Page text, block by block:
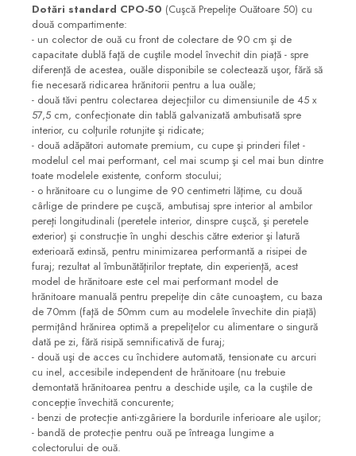
Dotări standard CPO-50 (Cuşcă Prepeliţe Ouătoare 50) cu
două compartimente:
- un colector de ouă cu front de colectare de 90 cm şi de
capacitate dublă faţă de cuştile model învechit din piaţă - spre
diferenţă de acestea, ouăle disponibile se colectează uşor, fără să
fie necesară ridicarea hrănitorii pentru a lua ouăle;
- două tăvi pentru colectarea dejecţiilor cu dimensiunile de 45 x
57,5 cm, confecţionate din tablă galvanizată ambutisată spre
interior, cu colţurile rotunjite şi ridicate;
- două adăpători automate premium, cu cupe şi prinderi filet -
modelul cel mai performant, cel mai scump şi cel mai bun dintre
toate modelele existente, conform stocului;
- o hrănitoare cu o lungime de 90 centimetri lăţime, cu două
cârlige de prindere pe cuşcă, ambutisaj spre interior al ambilor
pereţi longitudinali (peretele interior, dinspre cuşcă, şi peretele
exterior) şi construcţie în unghi deschis către exterior şi latură
exterioară extinsă, pentru minimizarea performantă a risipei de
furaj; rezultat al îmbunătăţirilor treptate, din experienţă, acest
model de hrănitoare este cel mai performant model de
hrănitoare manuală pentru prepeliţe din câte cunoaştem, cu baza
de 70mm (faţă de 50mm cum au modelele învechite din piaţă)
permiţând hrănirea optimă a prepeliţelor cu alimentare o singură
dată pe zi, fără risipă semnificativă de furaj;
- două uşi de acces cu închidere automată, tensionate cu arcuri
cu inel, accesibile independent de hrănitoare (nu trebuie
demontată hrănitoarea pentru a deschide uşile, ca la cuştile de
concepţie învechită concurente;
- benzi de protecţie anti-zgâriere la bordurile inferioare ale uşilor;
- bandă de protecţie pentru ouă pe întreaga lungime a
colectorului de ouă.